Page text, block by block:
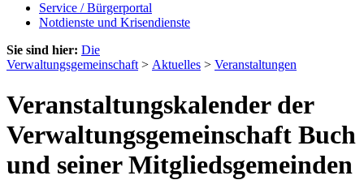
Service / Bürgerportal
Notdienste und Krisendienste
Sie sind hier: Die
Verwaltungsgemeinschaft > Aktuelles > Veranstaltungen
Veranstaltungskalender der
Verwaltungsgemeinschaft Buch
und seiner Mitgliedsgemeinden